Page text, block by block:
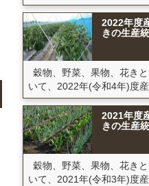
2022年度
きの生産
穀物、野菜、果物、花き
いて、2022年(令和4年)度
2021年度
きの生産
穀物、野菜、果物、花き
いて、2021年(令和3年)度産